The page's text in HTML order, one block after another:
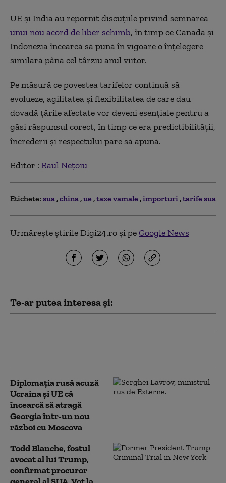
UE și India au repornit discuțiile privind semnarea
unui nou acord de liber schimb, în timp ce Canada și
Indonezia încearcă să pună în vigoare o înțelegere
similară până cel târziu anul viitor.
Pe măsură ce povestea tarifelor continuă să
evolueze, agilitatea și flexibilitatea de care dau
dovadă țările afectate vor deveni esențiale pentru a
găsi răspunsul corect, în timp ce era predictibilității,
încrederii și respectului pare să apună.
Editor : Raul Nețoiu
Etichete: sua china ue taxe vamale importuri tarife sua
Urmărește știrile Digi24.ro și peGoogle News
Te-ar putea interesa și:
Diplomaţia rusă acuză
Ucraina şi UE că
încearcă să atragă
Georgia într-un nou
război cu Moscova
Todd Blanche, fostul
avocat al lui Trump,
confirmat procuror